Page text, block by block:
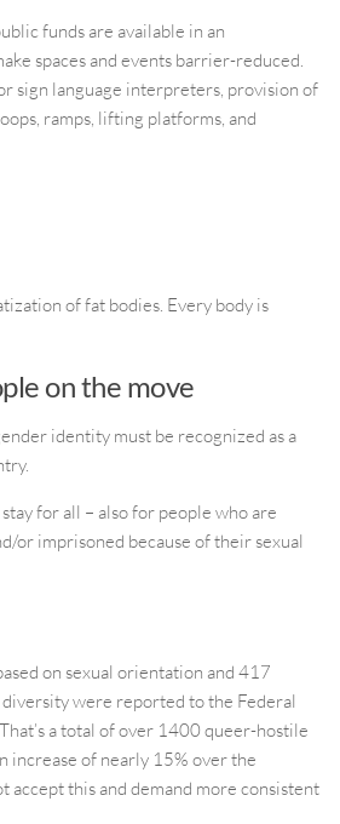
funds are available in an
spaces and events barrier-reduced.
sign language interpreters, provision of
ramps, lifting platforms, and
of fat bodies. Every body is
on the move
identity must be recognized as a
for all – also for people who are
or imprisoned because of their sexual
on sexual orientation and 417
were reported to the Federal
a total of over 1400 queer-hostile
increase of nearly 15% over the
accept this and demand more consistent